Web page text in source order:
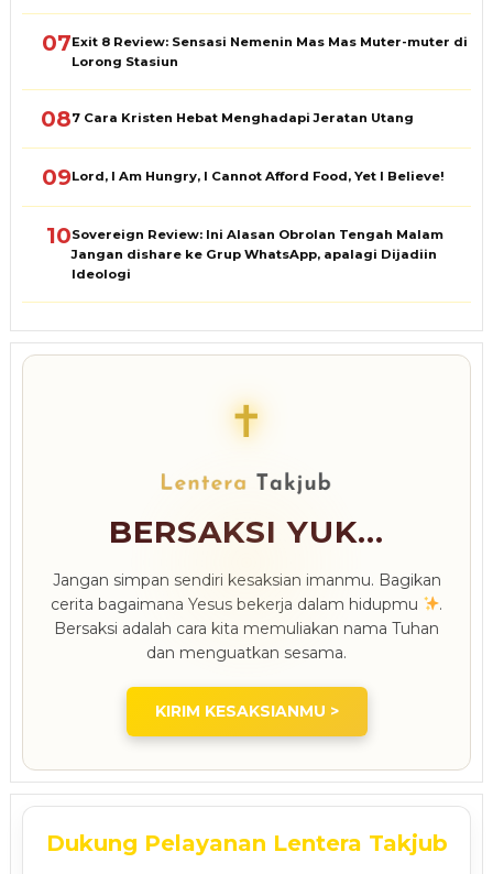
07Exit 8 Review: Sensasi Nemenin Mas Mas Muter-muter di
Lorong Stasiun
087 Cara Kristen Hebat Menghadapi Jeratan Utang
09Lord, I Am Hungry, I Cannot Afford Food, Yet I Believe!
10Sovereign Review: Ini Alasan Obrolan Tengah Malam
Jangan dishare ke Grup WhatsApp, apalagi Dijadiin
Ideologi
✝
BERSAKSI YUK...
Jangan simpan sendiri kesaksian imanmu. Bagikan
cerita bagaimana Yesus bekerja dalam hidupmu
.
Bersaksi adalah cara kita memuliakan nama Tuhan
dan menguatkan sesama.
KIRIM KESAKSIANMU >
Dukung Pelayanan Lentera Takjub